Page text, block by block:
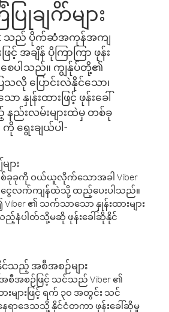
ြုချက်များ
သည် ပိုက်ဆံအကုန်အကျ
င့် အချိန် ပိုကြာကြာ ဖုန်း
စေပါသည်။ ကျွန်ုပ်တို့၏
လို ပြောင်းလဲနိုင်သော၊
နှုန်းထားဖြင့် ဖုန်းခေါ်
ည်းလမ်းများထဲမှ တစ်ခု
ကို ရွေးချယ်ပါ-
ား
ခုခုကို ဝယ်ယူလိုက်သောအခါ Viber
ငွေလက်ကျန်ထဲသို့ ထည့်ပေးပါသည်။
၏ သက်သာသော နှုန်းထားများ
သည့်နံပါတ်သို့မဆို ဖုန်းခေါ်ဆိုနိုင်
င်သည့် အစီအစဉ်များ
အစီအစဉ်ဖြင့် သင်သည် Viber ၏
များဖြင့် ရက် ၃၀ အတွင်း သင်
ာဒေသသို့ နိုင်ငံတကာ ဖုန်းခေါ်ဆိုမှု